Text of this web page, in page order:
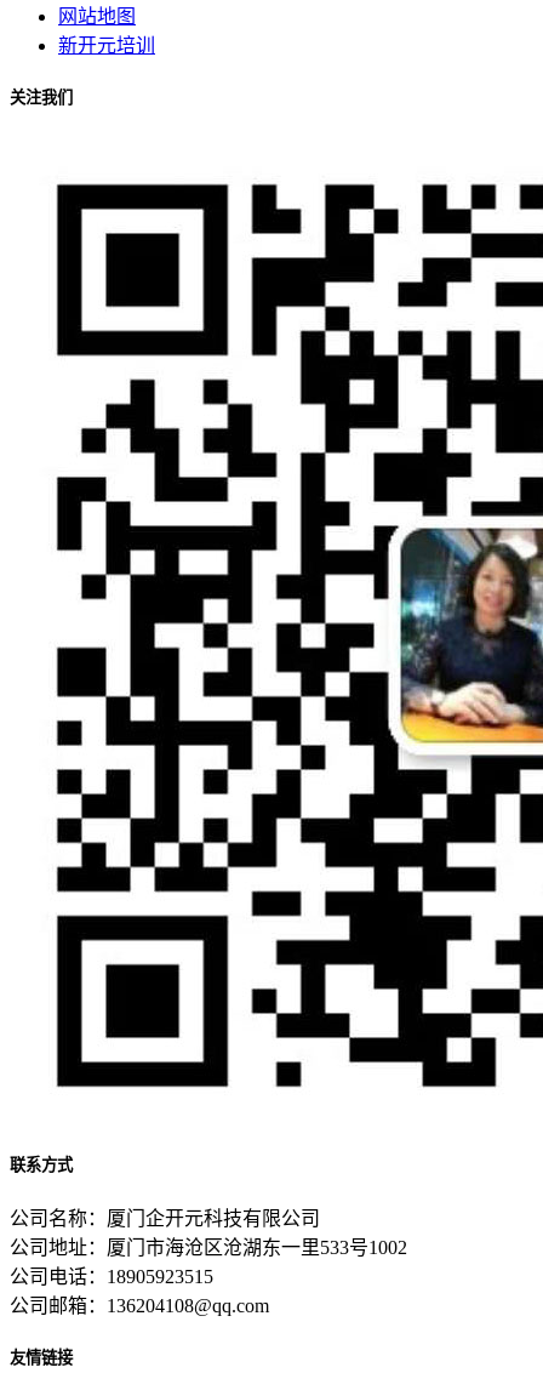
网站地图
新开元培训
关注我们
联系方式
公司名称：厦门企开元科技有限公司
公司地址：厦门市海沧区沧湖东一里533号1002
公司电话：18905923515
公司邮箱：136204108@qq.com
友情链接